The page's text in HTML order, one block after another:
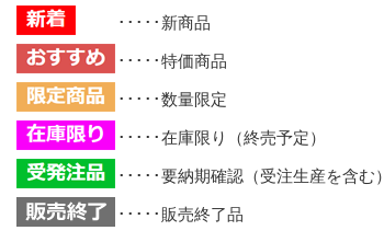
･････新商品
･････特価商品
･････数量限定
･････在庫限り（終売予定）
･････要納期確認（受注生産を含む）
･････販売終了品